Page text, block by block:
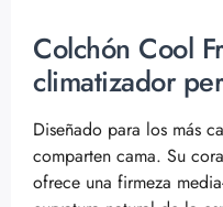
Colchón Cool
climatizador
Diseñado para los más
comparten cama. Su
ofrece una firmeza